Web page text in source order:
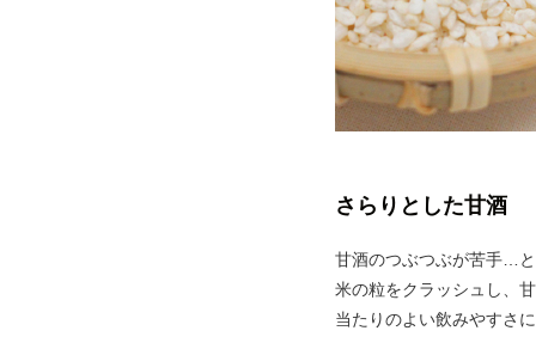
さらりとした甘酒
甘酒のつぶつぶが苦手…
米の粒をクラッシュし、
当たりのよい飲みやすさ